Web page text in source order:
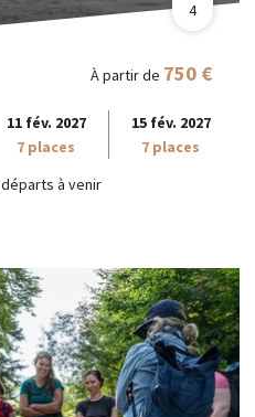
4
À partir de 750 €
11 fév. 2027
7 places
15 fév. 2027
7 places
départs à venir